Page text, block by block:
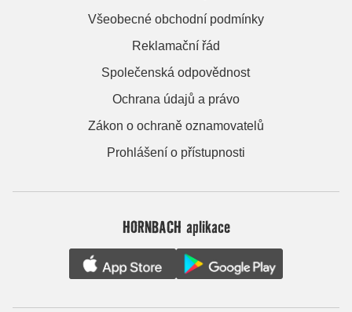
Všeobecné obchodní podmínky
Reklamační řád
Společenská odpovědnost
Ochrana údajů a právo
Zákon o ochraně oznamovatelů
Prohlášení o přístupnosti
HORNBACH aplikace